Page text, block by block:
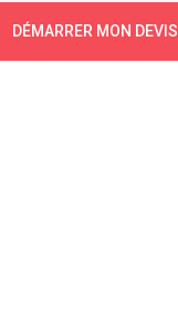
DÉMARRER MON DEVIS